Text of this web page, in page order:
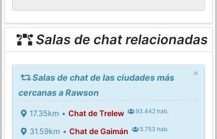
Salas de chat relacionadas
×
Salas de chat de las ciudades más
cercanas a Rawson
17.35km • Chat de Trelew 93.442 hab.
31.59km • Chat de Gaimán 5.753 hab.